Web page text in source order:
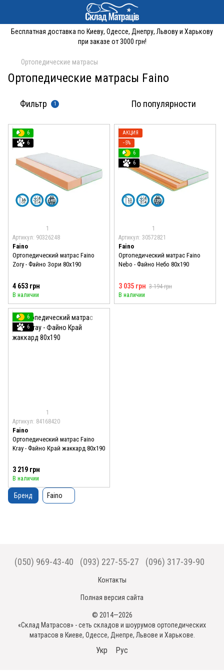
Бесплатная доставка по Киеву, Одессе, Днепру, Львову и Харькову
при заказе от 3000 грн!
Ортопедические матрасы
Ортопедические матрасы Faino
Фильтр 1 По популярности
6
6
1
Артикул: 90326248
Faino
Ортопедический матрас Faino
Zory - Файно Зори 80x190
4 653 грн
В наличии
АКЦИЯ
−5%
6
6
1
Артикул: 30572821
Faino
Ортопедический матрас Faino
Nebo - Файно Небо 80x190
3 035 грн 3 194 грн
В наличии
6
6
1
Артикул: 84168420
Faino
Ортопедический матрас Faino
Kray - Файно Край жаккард 80x190
3 219 грн
В наличии
Бренд Faino
(050) 969-43-40 (093) 227-55-27 (096) 317-39-90
Контакты
Полная версия сайта
© 2014—2026
«Склад Матрасов» - сеть складов и шоурумов ортопедических
матрасов в Киеве, Одессе, Днепре, Львове и Харькове.
Укр Рус